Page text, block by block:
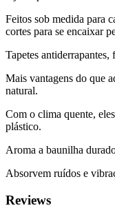
Feitos sob medida para
cortes para se encaixar
Tapetes
Mais vantagens do que
natural.
Com o clima quente,
plástico.
Aroma a baunilha
Absorvem ruídos e
Reviews